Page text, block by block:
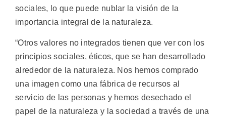
sociales, lo que puede nublar la visión de la
importancia integral de la naturaleza.
“Otros valores no integrados tienen que ver con los
principios sociales, éticos, que se han desarrollado
alrededor de la naturaleza. Nos hemos comprado
una imagen como una fábrica de recursos al
servicio de las personas y hemos desechado el
papel de la naturaleza y la sociedad a través de una